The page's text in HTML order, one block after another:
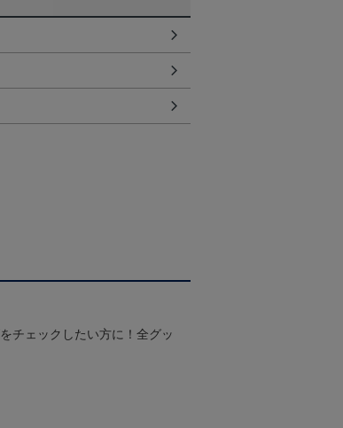
チェックしたい方に！全グッ